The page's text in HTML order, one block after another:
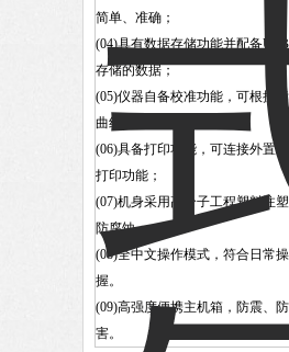
简单、准确；
(04)具有数据存储功能并配备
存储的数据；
(05)仪器自备校准功能，可根据
曲线，无需手动制作曲线；
(06)具备打印功能，可连接外置
打印功能；
(07)机身采用高分子工程塑料注
防腐蚀；
(08)全中文操作模式，符合日常
握。
(09)高强度便携主机箱，防震、
害。